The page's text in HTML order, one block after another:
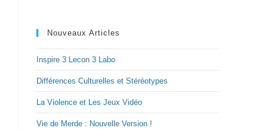
Nouveaux Articles
Inspire 3 Lecon 3 Labo
Différences Culturelles et Stéréotypes
La Violence et Les Jeux Vidéo
Vie de Merde : Nouvelle Version !